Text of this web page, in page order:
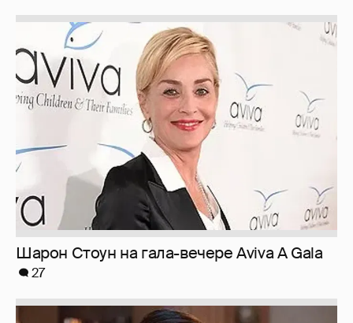
Шарон Стоун на гала-вечере Aviva A Gala
27